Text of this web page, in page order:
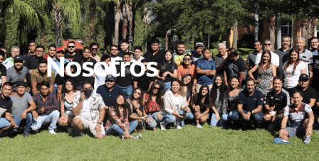
Nosotros